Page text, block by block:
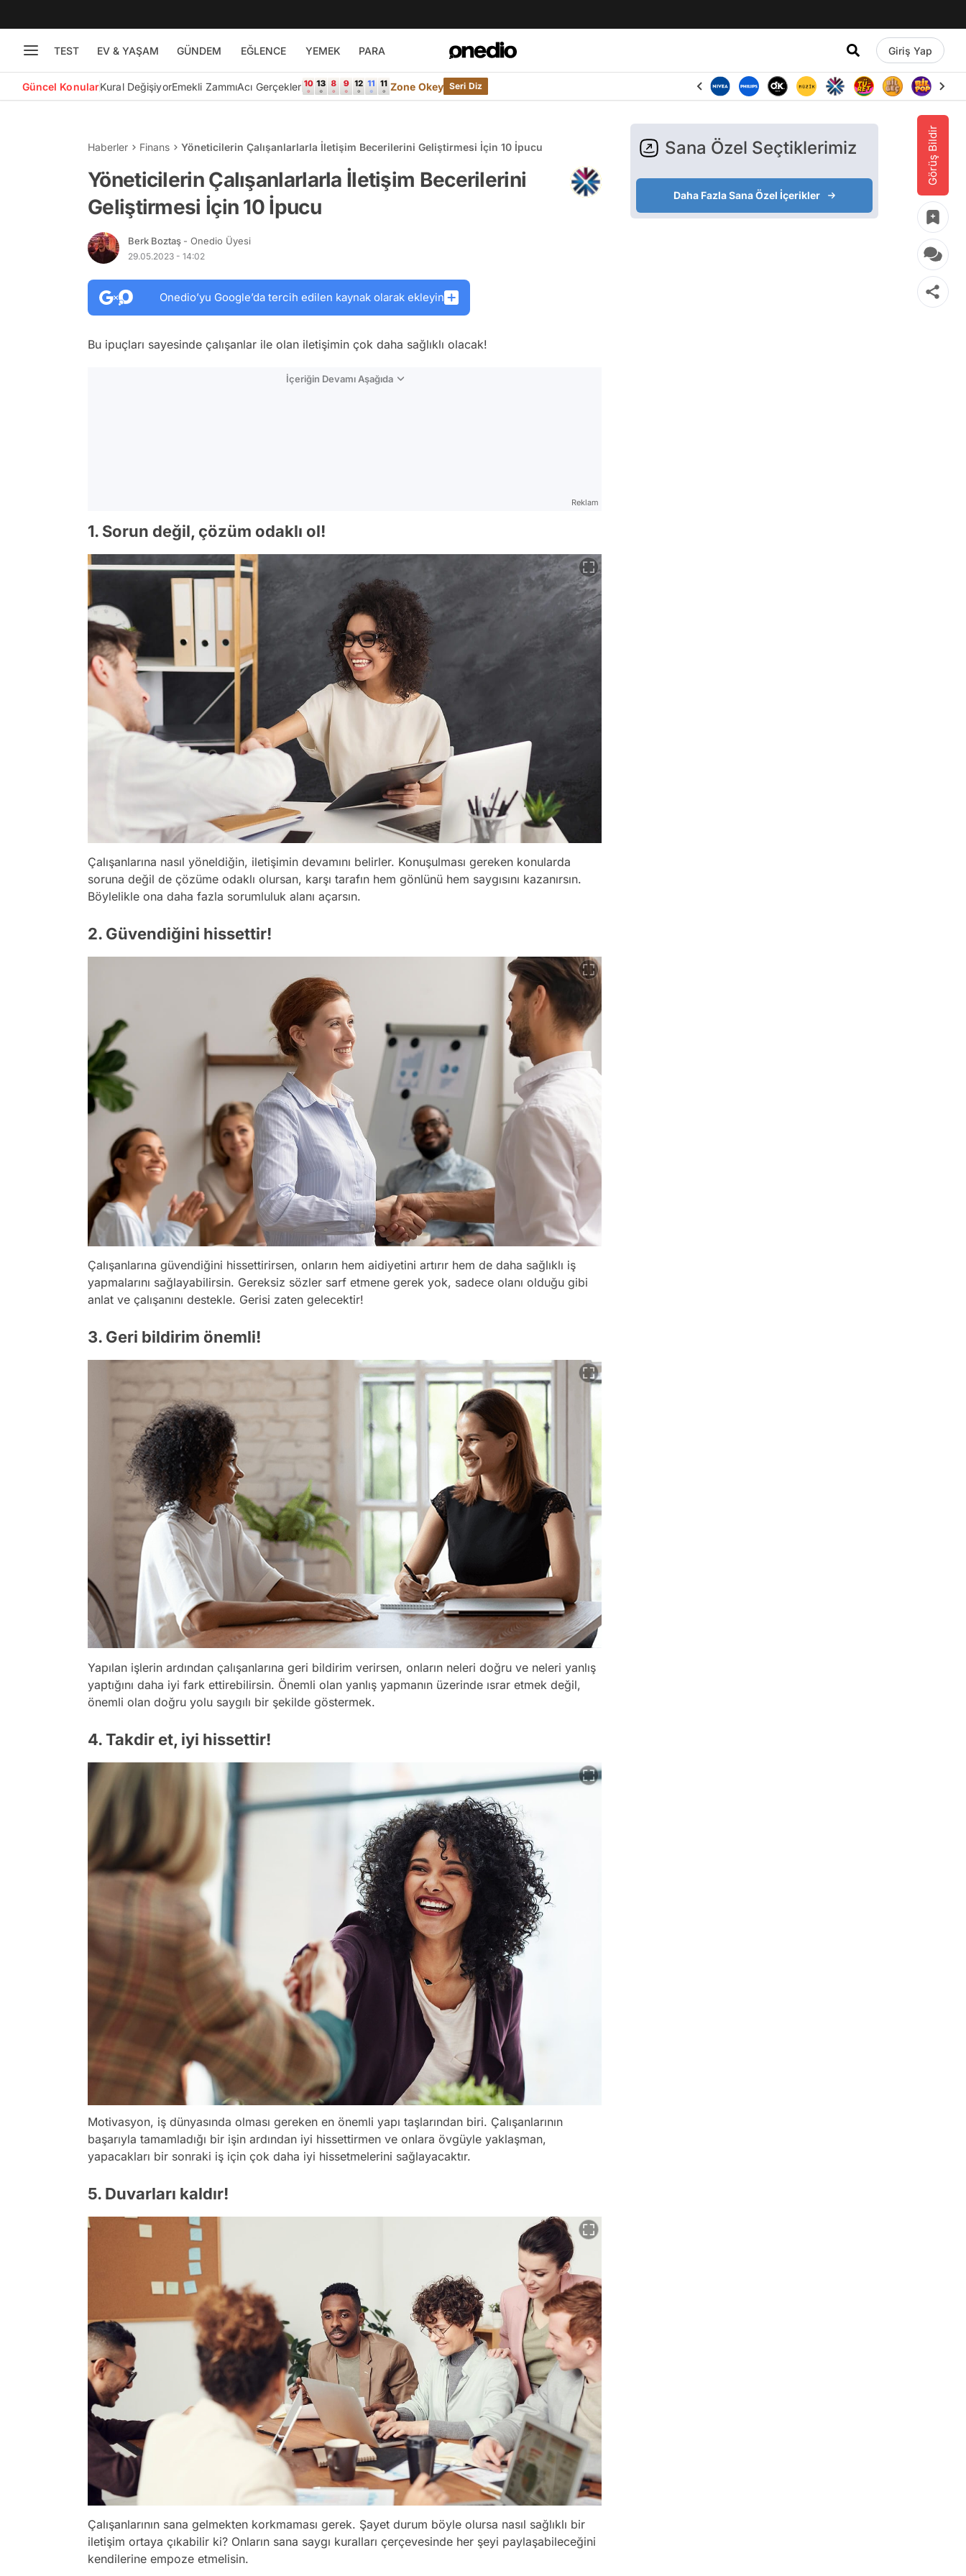
TEST EV & YAŞAM GÜNDEM EĞLENCE YEMEK PARA Giriş Yap
Güncel KonularKural DeğişiyorEmekli ZammıAcı Gerçekler Zone Okey Seri Diz
Görüş Bildir
Haberler Finans Yöneticilerin Çalışanlarlarla İletişim Becerilerini Geliştirmesi İçin 10 İpucu
Yöneticilerin Çalışanlarlarla İletişim Becerilerini
Geliştirmesi İçin 10 İpucu
Berk Boztaş - Onedio Üyesi
29.05.2023 - 14:02
Onedio’yu Google’da tercih edilen kaynak olarak ekleyin
Bu ipuçları sayesinde çalışanlar ile olan iletişimin çok daha sağlıklı olacak!
İçeriğin Devamı Aşağıda
Reklam
1. Sorun değil, çözüm odaklı ol!
Çalışanlarına nasıl yöneldiğin, iletişimin devamını belirler. Konuşulması gereken konularda
soruna değil de çözüme odaklı olursan, karşı tarafın hem gönlünü hem saygısını kazanırsın.
Böylelikle ona daha fazla sorumluluk alanı açarsın.
2. Güvendiğini hissettir!
Çalışanlarına güvendiğini hissettirirsen, onların hem aidiyetini artırır hem de daha sağlıklı iş
yapmalarını sağlayabilirsin. Gereksiz sözler sarf etmene gerek yok, sadece olanı olduğu gibi
anlat ve çalışanını destekle. Gerisi zaten gelecektir!
3. Geri bildirim önemli!
Yapılan işlerin ardından çalışanlarına geri bildirim verirsen, onların neleri doğru ve neleri yanlış
yaptığını daha iyi fark ettirebilirsin. Önemli olan yanlış yapmanın üzerinde ısrar etmek değil,
önemli olan doğru yolu saygılı bir şekilde göstermek.
4. Takdir et, iyi hissettir!
Motivasyon, iş dünyasında olması gereken en önemli yapı taşlarından biri. Çalışanlarının
başarıyla tamamladığı bir işin ardından iyi hissettirmen ve onlara övgüyle yaklaşman,
yapacakları bir sonraki iş için çok daha iyi hissetmelerini sağlayacaktır.
5. Duvarları kaldır!
Çalışanlarının sana gelmekten korkmaması gerek. Şayet durum böyle olursa nasıl sağlıklı bir
iletişim ortaya çıkabilir ki? Onların sana saygı kuralları çerçevesinde her şeyi paylaşabileceğini
kendilerine empoze etmelisin.
Sana Özel Seçtiklerimiz
Daha Fazla Sana Özel İçerikler